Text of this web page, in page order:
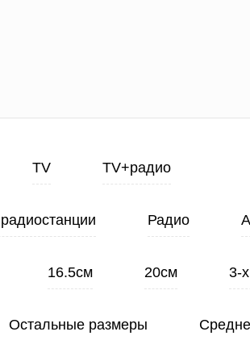
TV TV+радио
Радио
16.5см 20см 3-
Остальные размеры